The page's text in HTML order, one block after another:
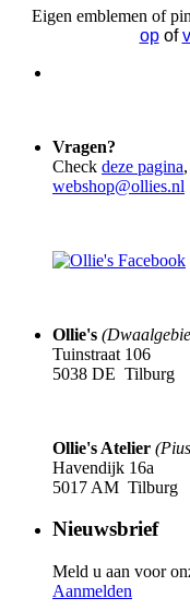
Eigen emblemen of
opof
Vragen?
Check deze pagina
webshop@ollies.nl
Ollie's
Tuinstraat 106
5038 DE Tilburg
Ollie's Atelier
Havendijk 16a
5017 AM Tilburg
Nieuwsbrief
Meld u aan voor
Aanmelden